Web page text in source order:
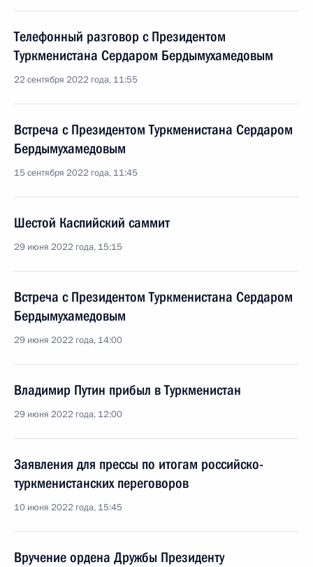
Телефонный разговор с Президентом
Туркменистана Сердаром Бердымухамедовым
22 сентября 2022 года, 11:55
Встреча с Президентом Туркменистана Сердаром
Бердымухамедовым
15 сентября 2022 года, 11:45
Шестой Каспийский саммит
29 июня 2022 года, 15:15
Встреча с Президентом Туркменистана Сердаром
Бердымухамедовым
29 июня 2022 года, 14:00
Владимир Путин прибыл в Туркменистан
29 июня 2022 года, 12:00
Заявления для прессы по итогам российско-
туркменистанских переговоров
10 июня 2022 года, 15:45
Вручение ордена Дружбы Президенту